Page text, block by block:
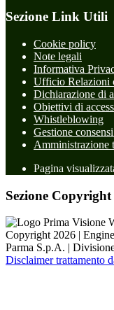
Sezione Link Utili
Cookie policy
Note legali
Informativa
Ufficio Relazioni
Dichiarazione di
Obiettivi di
Whistleblowing
Gestione
Amministrazione
Pagina
Sezione Copyright
Copyright 2026 |
Parma S.p.A. |
Disclaimer trattamento